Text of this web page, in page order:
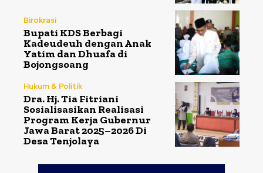
Birokrasi
Bupati KDS Berbagi
Kadeudeuh dengan Anak
Yatim dan Dhuafa di
Bojongsoang
Hukum & Politik
Dra. Hj. Tia Fitriani
Sosialisasikan Realisasi
Program Kerja Gubernur
Jawa Barat 2025–2026 Di
Desa Tenjolaya